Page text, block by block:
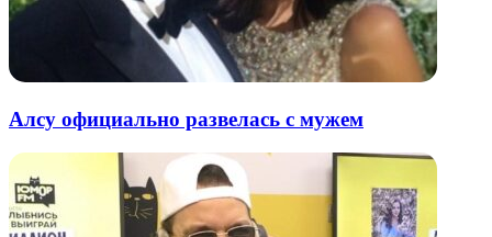
Алсу официально развелась с мужем